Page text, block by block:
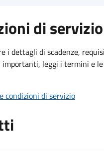
di servizio
i dettagli di scadenze,
leggi i termini e
condizioni di servizio